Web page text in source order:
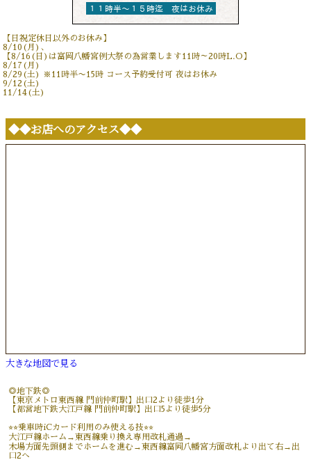
【日祝定休日以外のお休み】
8/10(月)、
【8/16(日)は富岡八幡宮例大祭の為営業します11時～20時L.O】
8/17(月)
8/29(土) ※11時半〜15時 コース予約受付可 夜はお休み
9/12(土)
11/14(土)
◆◆お店へのアクセス◆◆
大きな地図で見る
◎地下鉄◎
【東京メトロ東西線 門前仲町駅】出口2より徒歩1分
【都営地下鉄大江戸線 門前仲町駅】出口5より徒歩5分
⭐︎⭐︎乗車時iCカード利用のみ使える技⭐︎⭐︎
大江戸線ホーム→東西線乗り換え専用改札通過→
木場方面先頭側までホームを進む→東西線富岡八幡宮方面改札より出て右→出
口2へ